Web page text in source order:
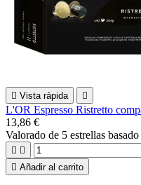
 Vista rápida 
L'OR Espresso Ristretto
13,86 €
Valorado de 5 estrellas basado
 
 Añadir al carrito